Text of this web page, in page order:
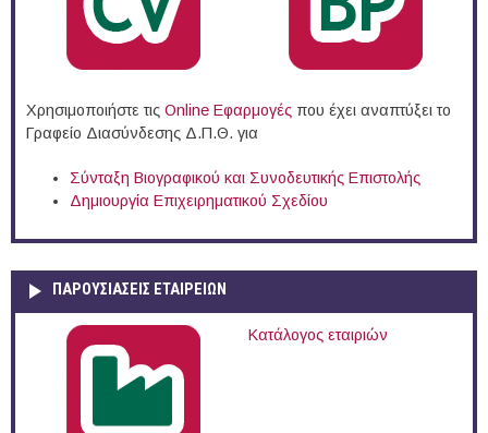
Χρησιμοποιήστε τις Online Eφαρμογές που έχει αναπτύξει το
Γραφείο Διασύνδεσης Δ.Π.Θ. για
Σύνταξη Βιογραφικού και Συνοδευτικής Επιστολής
Δημιουργία Επιχειρηματικού Σχεδίου
ΠΑΡΟΥΣΙΆΣΕΙΣ ΕΤΑΙΡΕΙΏΝ
Κατάλογος εταιριών